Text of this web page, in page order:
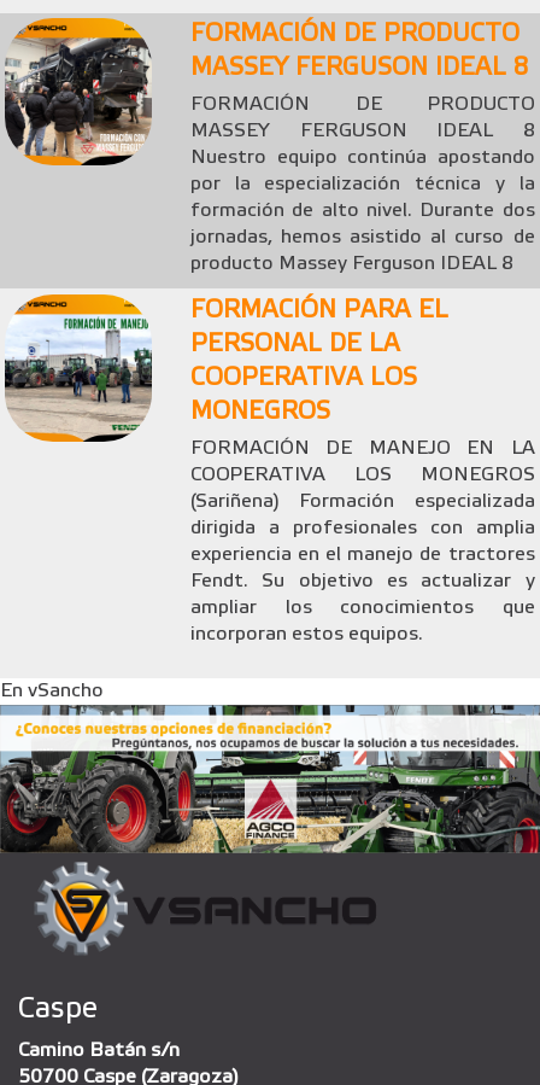
FORMACIÓN DE PRODUCTO
MASSEY FERGUSON IDEAL 8
FORMACIÓN DE PRODUCTO
MASSEY FERGUSON IDEAL 8
Nuestro equipo continúa apostando
por la especialización técnica y la
formación de alto nivel. Durante dos
jornadas, hemos asistido al curso de
producto Massey Ferguson IDEAL 8
FORMACIÓN PARA EL
PERSONAL DE LA
COOPERATIVA LOS
MONEGROS
FORMACIÓN DE MANEJO EN LA
COOPERATIVA LOS MONEGROS
(Sariñena) Formación especializada
dirigida a profesionales con amplia
experiencia en el manejo de tractores
Fendt. Su objetivo es actualizar y
ampliar los conocimientos que
incorporan estos equipos.
En vSancho
Caspe
Camino Batán s/n
50700 Caspe (Zaragoza)